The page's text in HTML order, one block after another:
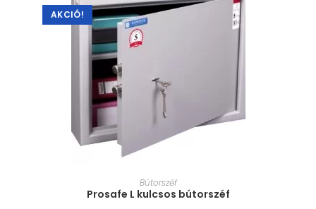
AKCIÓ!
MÉRET VÁLASZTÁSA
Bútorszéf
Prosafe L kulcsos bútorszéf